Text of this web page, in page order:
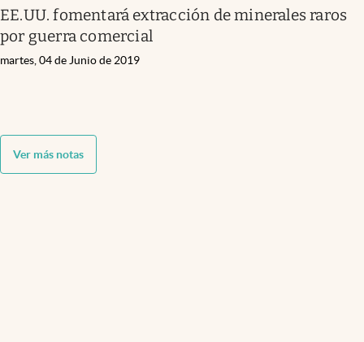
EE.UU. fomentará extracción de minerales raros
por guerra comercial
martes, 04 de Junio de 2019
Ver más notas